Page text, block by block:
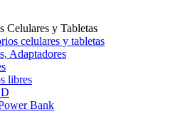
Celulares y Tabletas
celulares y tabletas
Adaptadores
libres
Bank